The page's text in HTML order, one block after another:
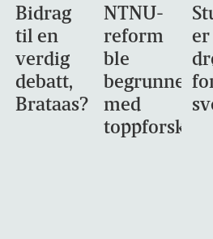
Bidrag
til en
verdig
debatt,
Brataas?
NTNU-
reform
ble
begrunnet
med
toppforskning
er